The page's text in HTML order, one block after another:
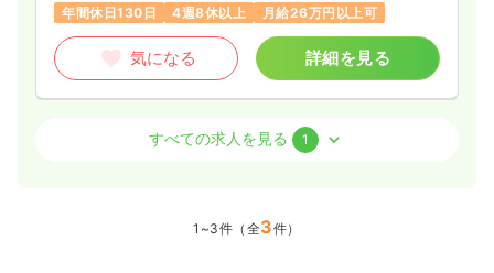
年間休日130日
4週8休以上 月給26万円以上可
気になる 詳細を見る
お問い合わせください
すべての求人を見る 1
1~3件（全3件）